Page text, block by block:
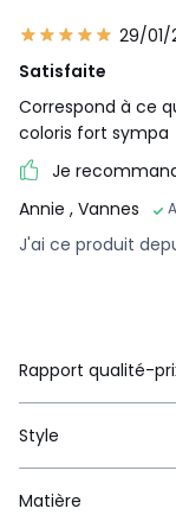
29/01/
Satisfaite
Correspond à ce
coloris fort sympa
Je
Annie , Vannes
J'ai ce produit
Rapport qualité-
Style
Matière